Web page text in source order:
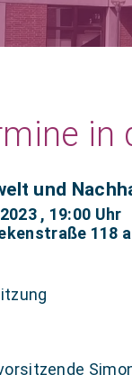
in
und
, 19:00 Uhr
118 a